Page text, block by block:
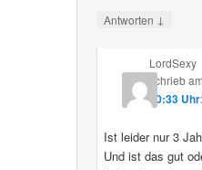
Antworten ↓
LordSexy
schriebam
10:33 Uhr:
Ist leider nur 3
Und ist das gut